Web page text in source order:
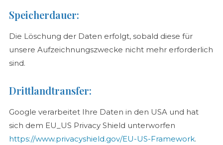
Speicherdauer:
Die Löschung der Daten erfolgt, sobald diese für
unsere Aufzeichnungszwecke nicht mehr erforderlich
sind.
Drittlandtransfer:
Google verarbeitet Ihre Daten in den USA und hat
sich dem EU_US Privacy Shield unterworfen
https://www.privacyshield.gov/EU-US-Framework.